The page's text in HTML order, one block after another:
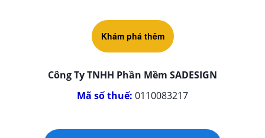
Khám phá thêm
Công Ty TNHH Phần Mềm SADESIGN
Mã số thuế: 0110083217